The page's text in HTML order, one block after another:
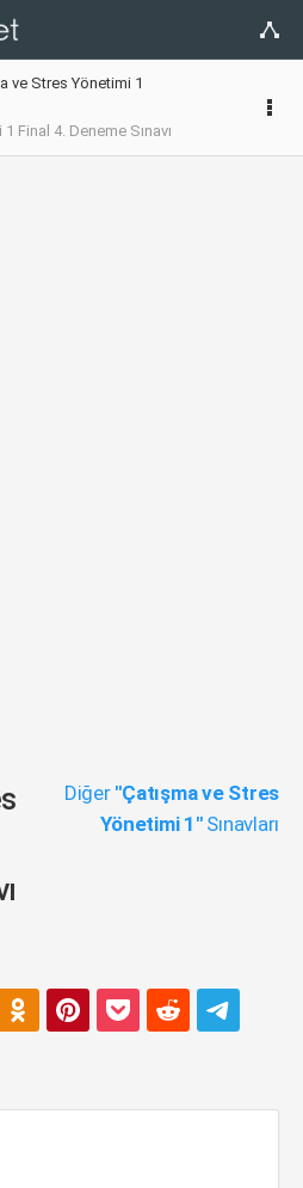
ve Stres Yönetimi 1
Final 4. Deneme Sınavı
Diğer "Çatışma ve Stres
Yönetimi 1"Sınavları